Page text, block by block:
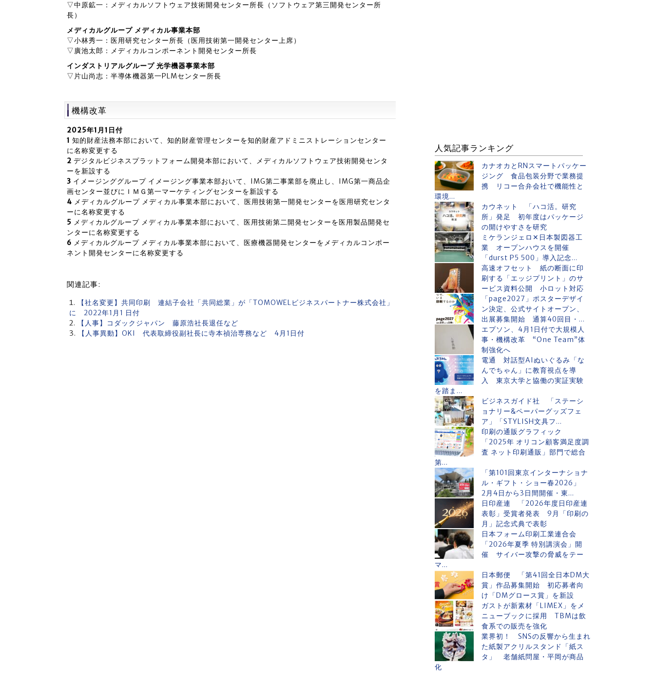
▽中原鉱一：メディカルソフトウェア技術開発センター所長（ソフトウェア第三開発センター所
長）
メディカルグループ メディカル事業本部
▽小林秀一：医用研究センター所長（医用技術第一開発センター上席）
▽廣池太郎：メディカルコンポーネント開発センター所長
インダストリアルグループ 光学機器事業本部
▽片山尚志：半導体機器第一PLMセンター所長
機構改革
2025年1月1日付
1 知的財産法務本部において、知的財産管理センターを知的財産アドミニストレーションセンター
に名称変更する
2 デジタルビジネスプラットフォーム開発本部において、メディカルソフトウェア技術開発センタ
ーを新設する
3 イメージンググループ イメージング事業本部おいて、IMG第二事業部を廃止し、IMG第一商品企
画センター並びにＩＭＧ第一マーケティングセンターを新設する
4 メディカルグループ メディカル事業本部において、医用技術第一開発センターを医用研究センタ
ーに名称変更する
5 メディカルグループ メディカル事業本部において、医用技術第二開発センターを医用製品開発セ
ンターに名称変更する
6 メディカルグループ メディカル事業本部において、医療機器開発センターをメディカルコンポー
ネント開発センターに名称変更する
関連記事:
【社名変更】共同印刷 連結子会社「共同総業」が「TOMOWELビジネスパートナー株式会社」
に 2022年1月1 日付
【人事】コダックジャパン 藤原浩社長退任など
【人事異動】OKI 代表取締役副社長に寺本禎治専務など 4月1日付
人気記事ランキング
カナオカとRNスマートパッケー
ジング 食品包装分野で業務提
携 リコー合弁会社で機能性と
環境...
カウネット 「ハコ活。研究
所」発足 初年度はパッケージ
の開けやすさを研究
ミケランジェロ✕日本製図器工
業 オープンハウスを開催
「durst P5 500」導入記念...
高速オフセット 紙の断面に印
刷する「エッジプリント」のサ
ービス資料公開 小ロット対応
「page2027」ポスターデザイ
ン決定、公式サイトオープン、
出展募集開始 通算40回目・...
エプソン、4月1日付で大規模人
事・機構改革 “One Team”体
制強化へ
電通 対話型AIぬいぐるみ「な
んでちゃん」に教育視点を導
入 東京大学と協働の実証実験
を踏ま...
ビジネスガイド社 「ステーシ
ョナリー&ペーパーグッズフェ
ア」「STYLISH文具フ...
印刷の通販グラフィック
「2025年 オリコン顧客満足度調
査 ネット印刷通販」部門で総合
第...
「第101回東京インターナショナ
ル・ギフト・ショー春2026」
2月4日から3日間開催・東...
日印産連 「2026年度日印産連
表彰」受賞者発表 9月「印刷の
月」記念式典で表彰
日本フォーム印刷工業連合会
「2026年夏季 特別講演会」開
催 サイバー攻撃の脅威をテー
マ...
日本郵便 「第41回全日本DM大
賞」作品募集開始 初応募者向
け「DMグロース賞」を新設
ガストが新素材「LIMEX」をメ
ニューブックに採用 TBMは飲
食系での販売を強化
業界初！ SNSの反響から生まれ
た紙製アクリルスタンド「紙ス
タ」 老舗紙問屋・平岡が商品
化